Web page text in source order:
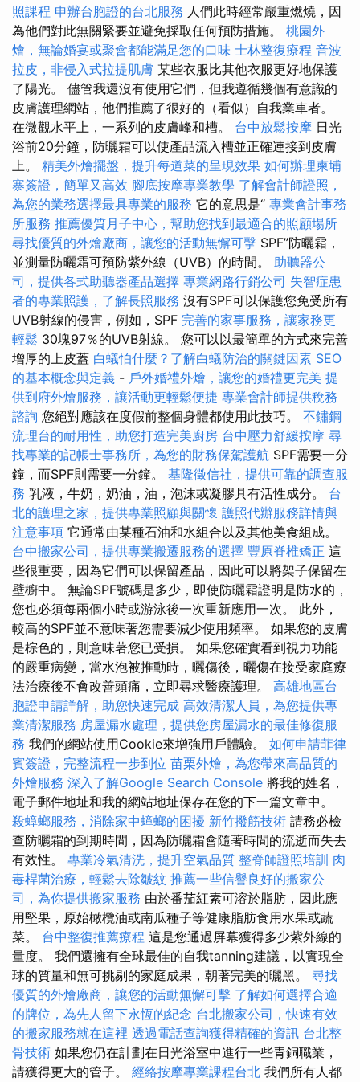
照課程 申辦台胞證的台北服務 人們此時經常嚴重燃燒，因
為他們對此無關緊要並避免採取任何預防措施。 桃園外
燴，無論婚宴或聚會都能滿足您的口味 士林整復療程 音波
拉皮，非侵入式拉提肌膚 某些衣服比其他衣服更好地保護
了陽光。 儘管我還沒有使用它們，但我遵循幾個有意識的
皮膚護理網站，他們推薦了很好的（看似）自我業車者。
在微觀水平上，一系列的皮膚峰和槽。 台中放鬆按摩 日光
浴前20分鐘，防曬霜可以使產品流入槽並正確連接到皮膚
上。 精美外燴擺盤，提升每道菜的呈現效果 如何辦理柬埔
寨簽證，簡單又高效 腳底按摩專業教學 了解會計師證照，
為您的業務選擇最具專業的服務 它的意思是“ 專業會計事務
所服務 推薦優質月子中心，幫助您找到最適合的照顧場所
尋找優質的外燴廠商，讓您的活動無懈可擊 SPF”防曬霜，
並測量防曬霜可預防紫外線（UVB）的時間。 助聽器公
司，提供各式助聽器產品選擇 專業網路行銷公司 失智症患
者的專業照護，了解長照服務 沒有SPF可以保護您免受所有
UVB射線的侵害，例如，SPF 完善的家事服務，讓家務更
輕鬆 30塊97％的UVB射線。 您可以以最簡單的方式來完善
增厚的上皮蓋 白蟻怕什麼？了解白蟻防治的關鍵因素 SEO
的基本概念與定義 - 戶外婚禮外燴，讓您的婚禮更完美 提
供到府外燴服務，讓活動更輕鬆便捷 專業會計師提供稅務
諮詢 您絕對應該在度假前整個身體都使用此技巧。 不鏽鋼
流理台的耐用性，助您打造完美廚房 台中壓力舒緩按摩 尋
找專業的記帳士事務所，為您的財務保駕護航 SPF需要一分
鐘，而SPF則需要一分鐘。 基隆徵信社，提供可靠的調查服
務 乳液，牛奶，奶油，油，泡沫或凝膠具有活性成分。 台
北的護理之家，提供專業照顧與關懷 護照代辦服務詳情與
注意事項 它通常由某種石油和水組合以及其他美食組成。
台中搬家公司，提供專業搬遷服務的選擇 豐原脊椎矯正 這
些很重要，因為它們可以保留產品，因此可以將架子保留在
壁櫥中。 無論SPF號碼是多少，即使防曬霜證明是防水的，
您也必須每兩個小時或游泳後一次重新應用一次。 此外，
較高的SPF並不意味著您需要減少使用頻率。 如果您的皮膚
是棕色的，則意味著您已受損。 如果您確實看到視力功能
的嚴重病變，當水泡被推動時，曬傷後，曬傷在接受家庭療
法治療後不會改善頭痛，立即尋求醫療護理。 高雄地區台
胞證申請詳解，助您快速完成 高效清潔人員，為您提供專
業清潔服務 房屋漏水處理，提供您房屋漏水的最佳修復服
務 我們的網站使用Cookie來增強用戶體驗。 如何申請菲律
賓簽證，完整流程一步到位 苗栗外燴，為您帶來高品質的
外燴服務 深入了解Google Search Console 將我的姓名，
電子郵件地址和我的網站地址保存在您的下一篇文章中。
殺蟑螂服務，消除家中蟑螂的困擾 新竹撥筋技術 請務必檢
查防曬霜的到期時間，因為防曬霜會隨著時間的流逝而失去
有效性。 專業冷氣清洗，提升空氣品質 整脊師證照培訓 肉
毒桿菌治療，輕鬆去除皺紋 推薦一些信譽良好的搬家公
司，為你提供搬家服務 由於番茄紅素可溶於脂肪，因此應
用堅果，原始橄欖油或南瓜種子等健康脂肪食用水果或蔬
菜。 台中整復推薦療程 這是您通過屏幕獲得多少紫外線的
量度。 我們還擁有全球最佳的自我tanning建議，以實現全
球的質量和無可挑剔的家庭成果，朝著完美的曬黑。 尋找
優質的外燴廠商，讓您的活動無懈可擊 了解如何選擇合適
的牌位，為先人留下永恆的紀念 台北搬家公司，快速有效
的搬家服務就在這裡 透過電話查詢獲得精確的資訊 台北整
骨技術 如果您仍在計劃在日光浴室中進行一些青銅職業，
請獲得更大的管子。 經絡按摩專業課程台北 我們所有人都